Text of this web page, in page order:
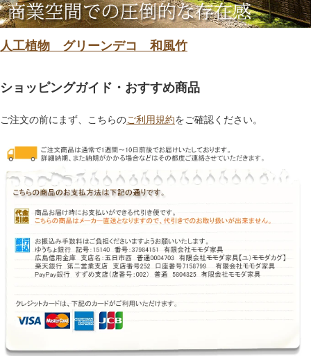
人工植物 グリーンデコ 和風竹
ショッピングガイド・おすすめ商品
ご注文の前にまず、こちらのご利用規約をご確認ください。